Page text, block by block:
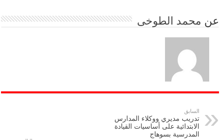
عن محمد الطوخى
السابق
تدريب مديري ووكلاء المدارس
الابتدائية على أساسيات القيادة
المدرسية بسوهاج